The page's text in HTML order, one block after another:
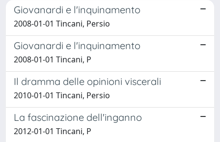
Giovanardi e l'inquinamento
2008-01-01 Tincani, Persio
Giovanardi e l'inquinamento
2008-01-01 Tincani, P
Il dramma delle opinioni viscerali
2010-01-01 Tincani, Persio
La fascinazione dell'inganno
2012-01-01 Tincani, P